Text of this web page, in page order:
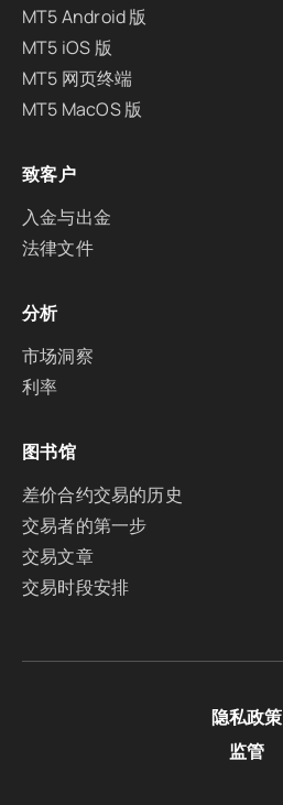
MT5 Android 版
MT5 iOS 版
MT5 网页终端
MT5 MacOS 版
致客户
入金与出金
法律文件
分析
市场洞察
利率
图书馆
差价合约交易的历史
交易者的第一步
交易文章
交易时段安排
隐私政策
监管